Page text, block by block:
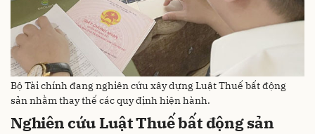
Bộ Tài chính đang nghiên cứu xây dựng Luật Thuế bất động
sản nhằm thay thế các quy định hiện hành.
Nghiên cứu Luật Thuế bất động sản